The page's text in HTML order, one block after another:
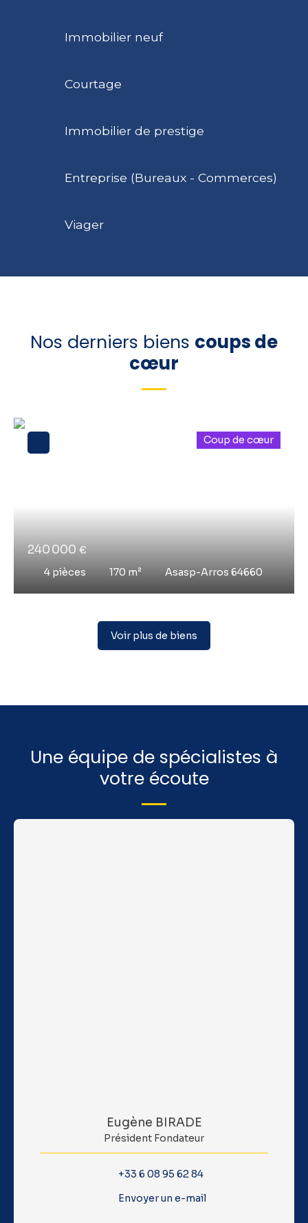
Immobilier neuf
Courtage
Immobilier de prestige
Entreprise (Bureaux - Commerces)
Viager
Nos derniers biens coups de
cœur
240 000 €
4 pièces 170 m² Asasp-Arros 64660
Coup de cœur
Voir plus de biens
Une équipe de spécialistes à
votre écoute
Eugène BIRADE
Président Fondateur
+33 6 08 95 62 84
Envoyer un e-mail